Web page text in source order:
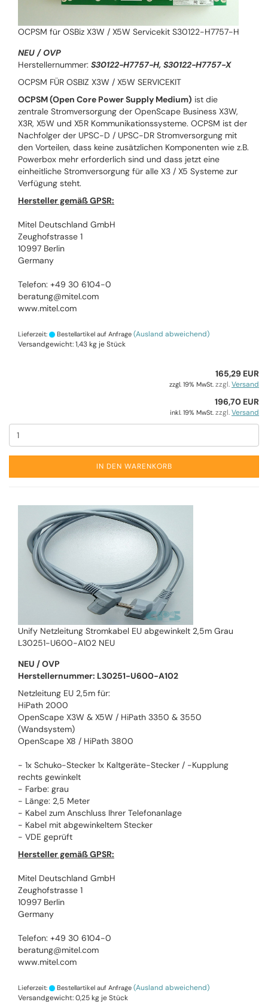
OCPSM für OSBiz X3W / X5W Servicekit S30122-H7757-H
NEU / OVP
Herstellernummer: S30122-H7757-H, S30122-H7757-X
OCPSM FÜR OSBIZ X3W / X5W SERVICEKIT
OCPSM (Open Core Power Supply Medium) ist die
zentrale Stromversorgung der OpenScape Business X3W,
X3R, X5W und X5R Kommunikationssysteme. OCPSM ist der
Nachfolger der UPSC-D / UPSC-DR Stromversorgung mit
den Vorteilen, dass keine zusätzlichen Komponenten wie z.B.
Powerbox mehr erforderlich sind und dass jetzt eine
einheitliche Stromversorgung für alle X3 / X5 Systeme zur
Verfügung steht.
Hersteller gemäß GPSR:
Mitel Deutschland GmbH
Zeughofstrasse 1
10997 Berlin
Germany
Telefon: +49 30 6104-0
beratung@mitel.com
www.mitel.com
Lieferzeit: Bestellartikel auf Anfrage (Ausland abweichend)
Versandgewicht:1,43kg je Stück
165,29 EUR
zzgl. 19% MwSt. zzgl.Versand
196,70 EUR
inkl. 19% MwSt. zzgl.Versand
IN DEN WARENKORB
Unify Netzleitung Stromkabel EU abgewinkelt 2,5m Grau
L30251-U600-A102 NEU
NEU / OVP
Herstellernummer: L30251-U600-A102
Netzleitung EU 2,5m für:
HiPath 2000
OpenScape X3W & X5W / HiPath 3350 & 3550
(Wandsystem)
OpenScape X8 / HiPath 3800
- 1x Schuko-Stecker 1x Kaltgeräte-Stecker / -Kupplung
rechts gewinkelt
- Farbe: grau
- Länge: 2,5 Meter
- Kabel zum Anschluss Ihrer Telefonanlage
- Kabel mit abgewinkeltem Stecker
- VDE geprüft
Hersteller gemäß GPSR:
Mitel Deutschland GmbH
Zeughofstrasse 1
10997 Berlin
Germany
Telefon: +49 30 6104-0
beratung@mitel.com
www.mitel.com
Lieferzeit: Bestellartikel auf Anfrage (Ausland abweichend)
Versandgewicht:0,25kg je Stück